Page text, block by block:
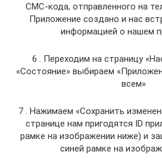
СМС-кода, отправленного на
Приложение создано и нас
информацией о нашем
6 . Переходим на страницу
«Состояние» выбираем
всем»
7 . Нажимаем «Сохранить
странице нам пригодятся ID
рамке на изображении ниже) и
синей рамке на